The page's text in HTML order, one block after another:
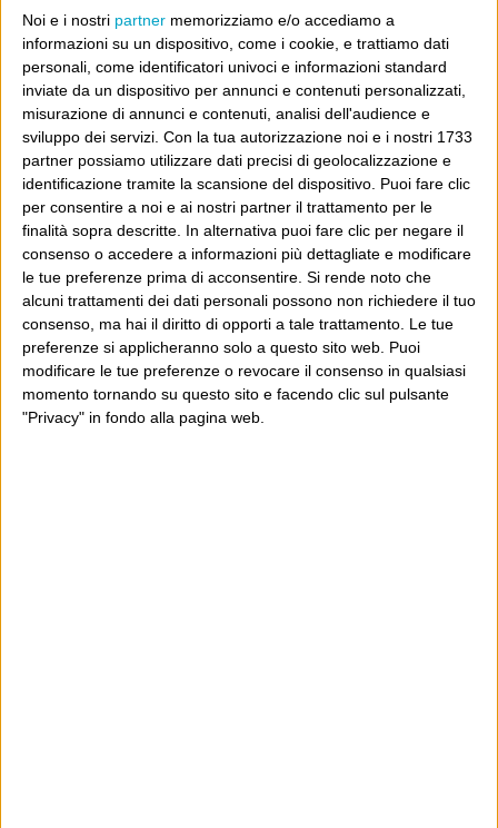
Noi e i nostri partner memorizziamo e/o accediamo a
informazioni su un dispositivo, come i cookie, e trattiamo dati
personali, come identificatori univoci e informazioni standard
inviate da un dispositivo per annunci e contenuti personalizzati,
misurazione di annunci e contenuti, analisi dell'audience e
sviluppo dei servizi. Con la tua autorizzazione noi e i nostri 1733
partner possiamo utilizzare dati precisi di geolocalizzazione e
identificazione tramite la scansione del dispositivo. Puoi fare clic
per consentire a noi e ai nostri partner il trattamento per le
finalità sopra descritte. In alternativa puoi fare clic per negare il
consenso o accedere a informazioni più dettagliate e modificare
le tue preferenze prima di acconsentire. Si rende noto che
alcuni trattamenti dei dati personali possono non richiedere il tuo
consenso, ma hai il diritto di opporti a tale trattamento. Le tue
preferenze si applicheranno solo a questo sito web. Puoi
modificare le tue preferenze o revocare il consenso in qualsiasi
momento tornando su questo sito e facendo clic sul pulsante
"Privacy" in fondo alla pagina web.
POST PRECEDENTE
“Un sito archeologico”
POST SUCCESSIVO
Test
E per i regali di Natale